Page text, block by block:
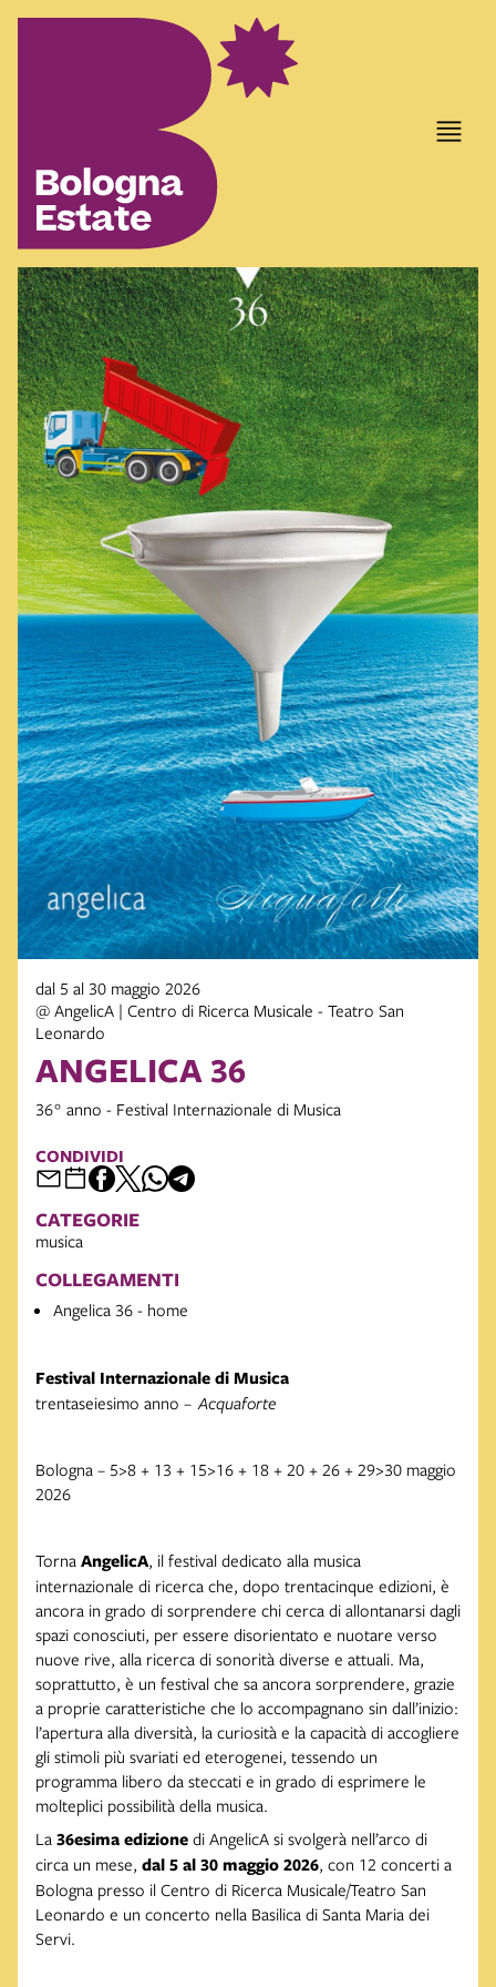
dal 5 al 30 maggio 2026
@ AngelicA | Centro di Ricerca Musicale - Teatro San
Leonardo
ANGELICA 36
36° anno - Festival Internazionale di Musica
CONDIVIDI
CATEGORIE
musica
COLLEGAMENTI
Angelica 36 - home
Festival Internazionale di Musica
trentaseiesimo anno – Acquaforte
Bologna – 5>8 + 13 + 15>16 + 18 + 20 + 26 + 29>30 maggio
2026
Torna AngelicA, il festival dedicato alla musica
internazionale di ricerca che, dopo trentacinque edizioni, è
ancora in grado di sorprendere chi cerca di allontanarsi dagli
spazi conosciuti, per essere disorientato e nuotare verso
nuove rive, alla ricerca di sonorità diverse e attuali. Ma,
soprattutto, è un festival che sa ancora sorprendere, grazie
a proprie caratteristiche che lo accompagnano sin dall’inizio:
l’apertura alla diversità, la curiosità e la capacità di accogliere
gli stimoli più svariati ed eterogenei, tessendo un
programma libero da steccati e in grado di esprimere le
molteplici possibilità della musica.
La 36esima edizione di AngelicA si svolgerà nell’arco di
circa un mese, dal 5 al 30 maggio 2026, con 12 concerti a
Bologna presso il Centro di Ricerca Musicale/Teatro San
Leonardo e un concerto nella Basilica di Santa Maria dei
Servi.